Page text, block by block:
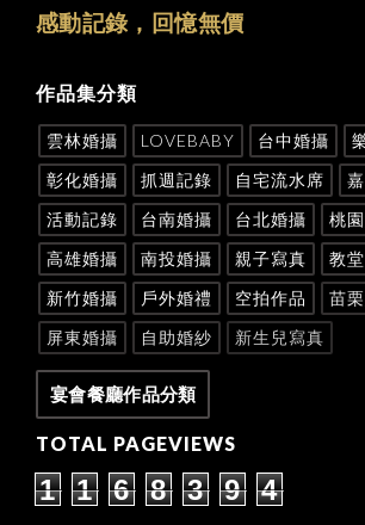
感動記錄，回憶無價
作品集分類
雲林婚攝 LOVEBABY 台中婚攝
彰化婚攝
抓週記錄 自宅流水席
活動記錄
台南婚攝 台北婚攝
桃
高雄婚攝
南投婚攝 親子寫真
教
新竹婚攝
戶外婚禮 空拍作品
苗
屏東婚攝
自助婚紗 新生兒寫真
宴會餐廳作品分類
TOTAL PAGEVIEWS
1 1 6 8 3 9 4